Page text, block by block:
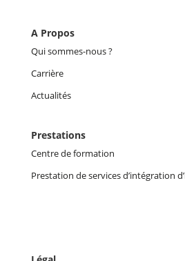
A Propos
Qui sommes-nous ?
Carrière
Actualités
Prestations
Centre de formation
Prestation de services d’intégration